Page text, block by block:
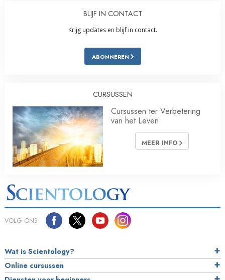
BLIJF IN CONTACT
Krijg updates en blijf in contact.
ABONNEREN
CURSUSSEN
Cursussen ter Verbetering
van het Leven
MEER INFO
VOLG ONS
Wat is Scientology?
Online cursussen